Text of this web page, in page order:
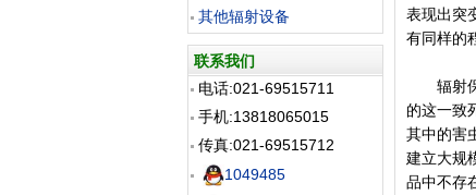
其他辐射设备
联系我们
电话:021-69515711
手机:13818065015
传真:021-69515712
1049485
表现出突
有同样的
辐射保
的这一致
其中的害
建立大规
品中不存